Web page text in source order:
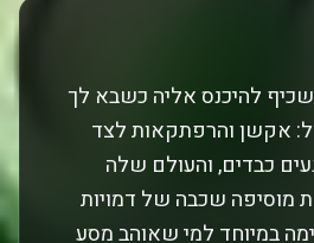
שכיף להיכנס אליה כשבא לך
אקשן והרפתקאות לצד
כבדים, והעולם שלה
מוסיפה שכבה של דמויות
במיוחד למי שאוהב מסע